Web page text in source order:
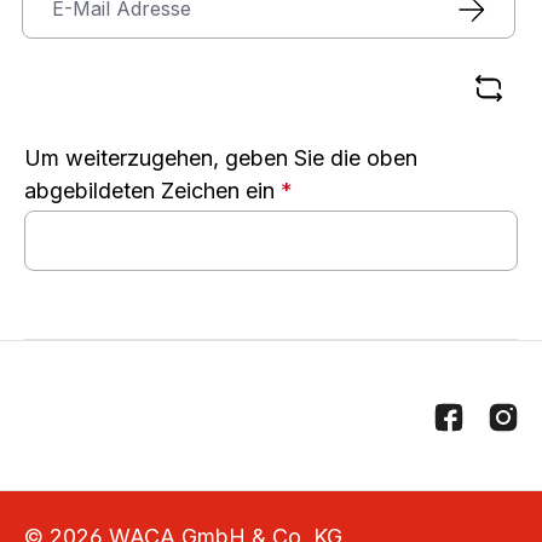
Um weiterzugehen, geben Sie die oben
abgebildeten Zeichen ein *
© 2026 WACA GmbH & Co. KG